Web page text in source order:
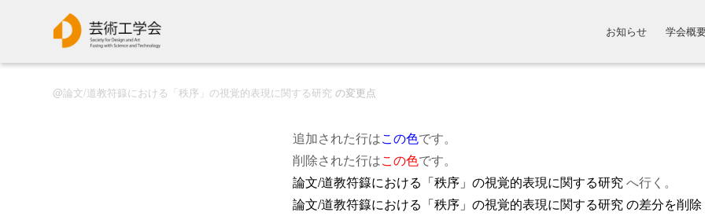
論文/道教符籙における「秩序」の視覚的表現に関する研究 の変更点
お知らせ 学会概
追加された行はこの色です。
削除された行はこの色です。
論文/道教符籙における「秩序」の視覚的表現に関する研究へ行く。
論文/道教符籙における「秩序」の視覚的表現に関する研究 の差分を削除